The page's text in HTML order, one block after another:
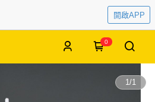
開啟APP
0
1/1